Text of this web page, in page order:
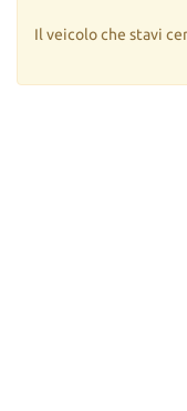
Il veicolo che stavi